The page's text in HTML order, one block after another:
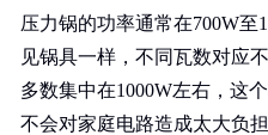
压力锅的功率通常在700W至
见锅具一样，不同瓦数对应
多数集中在1000W左右，这
不会对家庭电路造成太大负担